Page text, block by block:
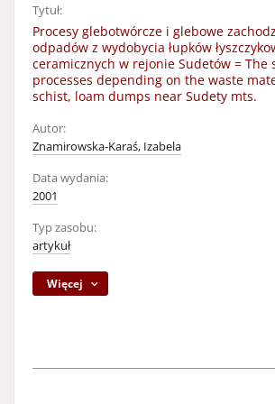
Tytuł:
Procesy glebotwórcze i glebowe
odpadów z wydobycia łupków
ceramicznych w rejonie Sudetów = The
processes depending on the waste
schist, loam dumps near Sudety mts.
Autor:
Znamirowska-Karaś, Izabela
Data wydania:
2001
Typ zasobu:
artykuł
Więcej